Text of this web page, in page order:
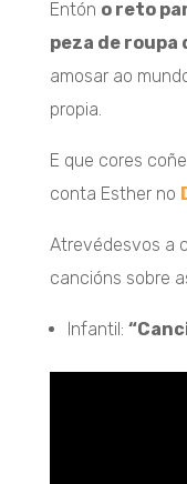
Entón o reto
peza de roupa
amosar ao
propia.
E que cores
conta Esther no
Atrevédesvos a
cancións sobre
Infantil: